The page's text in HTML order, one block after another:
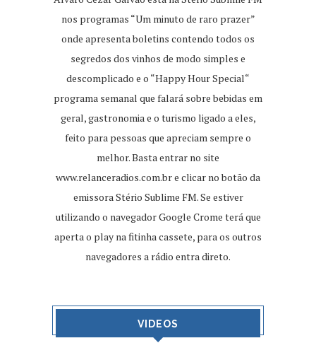
nos programas “Um minuto de raro prazer”
onde apresenta boletins contendo todos os
segredos dos vinhos de modo simples e
descomplicado e o “Happy Hour Special“
programa semanal que falará sobre bebidas em
geral, gastronomia e o turismo ligado a eles,
feito para pessoas que apreciam sempre o
melhor. Basta entrar no site
www.relanceradios.com.bre clicar no botão da
emissora Stério Sublime FM. Se estiver
utilizando o navegador Google Crome terá que
aperta o play na fitinha cassete, para os outros
navegadores a rádio entra direto.
VIDEOS